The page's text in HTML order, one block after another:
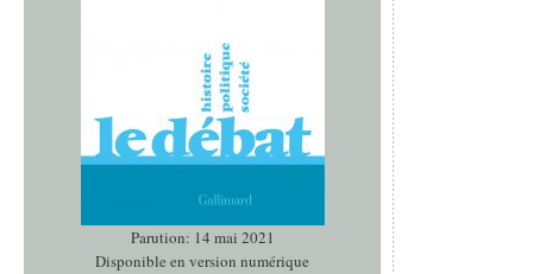
Parution: 14 mai 2021
Disponible en version numérique